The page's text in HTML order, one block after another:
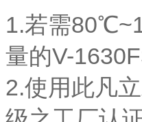
1.若需
量的V-
2.使用此凡